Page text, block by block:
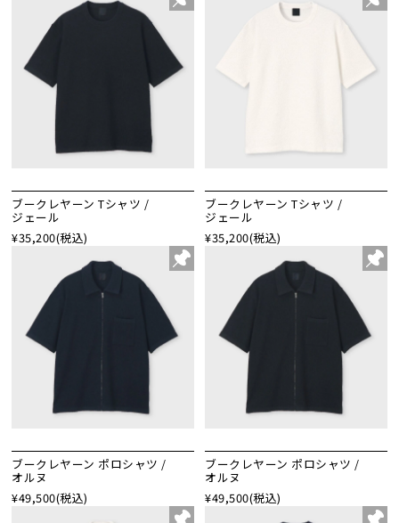
ブークレヤーン Tシャツ /
ジェール
¥35,200(税込)
ブークレヤーン Tシャツ /
ジェール
¥35,200(税込)
ブークレヤーン ポロシャツ /
オルヌ
¥49,500(税込)
ブークレヤーン ポロシャツ /
オルヌ
¥49,500(税込)